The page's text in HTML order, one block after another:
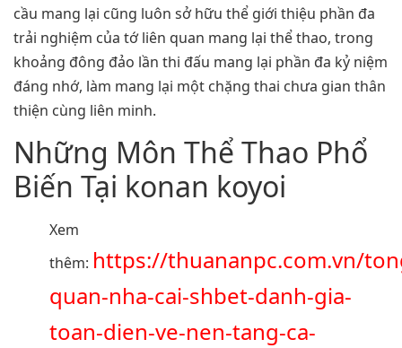
cầu mang lại cũng luôn sở hữu thể giới thiệu phần đa
trải nghiệm của tớ liên quan mang lại thể thao, trong
khoảng đông đảo lần thi đấu mang lại phần đa kỷ niệm
đáng nhớ, làm mang lại một chặng thai chưa gian thân
thiện cùng liên minh.
Những Môn Thể Thao Phổ
Biến Tại konan koyoi
Xem
thêm: https://thuananpc.com.vn/
quan-nha-cai-shbet-danh-gia-
toan-dien-ve-nen-tang-ca-